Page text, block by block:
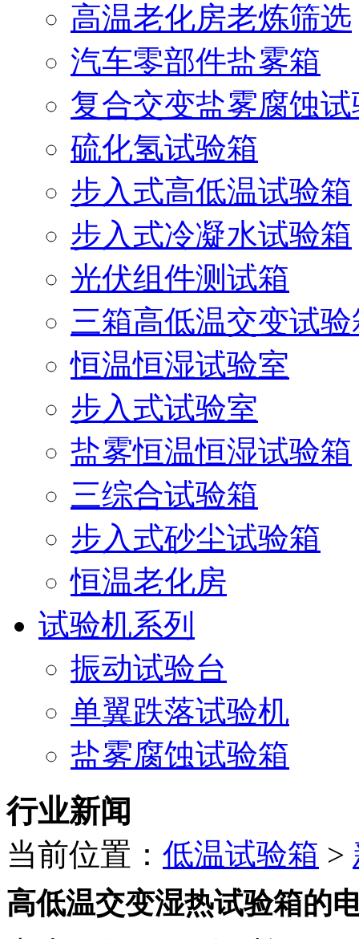
高温老化房老炼筛选
汽车零部件盐雾箱
复合交变盐雾腐蚀
硫化氢试验箱
步入式高低温试验箱
步入式冷凝水试验箱
光伏组件测试箱
三箱高低温交变试验
恒温恒湿试验室
步入式试验室
盐雾恒温恒湿试验箱
三综合试验箱
步入式砂尘试验箱
恒温老化房
试验机系列
振动试验台
单翼跌落试验机
盐雾腐蚀试验箱
行业新闻
当前位置： 低温试验箱 >
高低温交变湿热试验箱的